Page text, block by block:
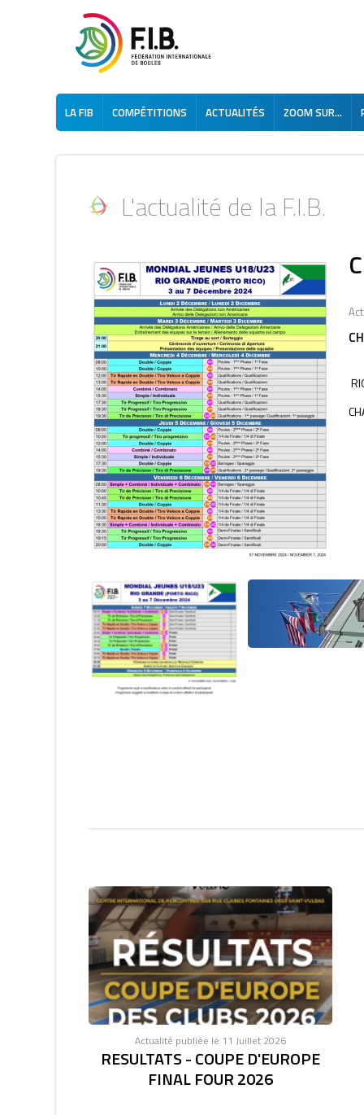
LA FIB COMPÉTITIONS ACTUALITÉS ZOOM SUR...
L'actualité de la F.I.B.
Actualité publiée le 11 Juillet 2026
RESULTATS - COUPE D'EUROPE
FINAL FOUR 2026